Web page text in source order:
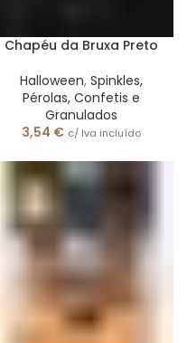
Chapéu da Bruxa Preto
Halloween, Spinkles,
Pérolas, Confetis e
Granulados
3,54 € c/ Iva incluído